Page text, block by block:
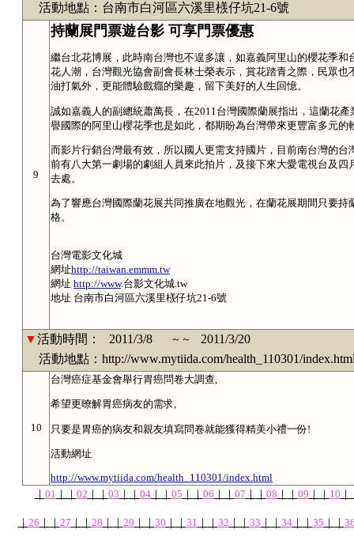
活動地點：台南市白河區六溪里檨仔坑21-6號
9
持蘭展門票遊台影 可享門票優惠
繼台北花博展，此時南台灣也不遑多讓，如嘉義阿里山的櫻花季
花人潮，台灣觀光協會副會長林士榮表示，賞花踏青之際，民眾
油打氣外，更能體驗戲癮的樂趣，留下美好的人生回憶。
誠如嘉義人的副總統蕭萬長，在2011台灣國際蘭展指出，這蘭花
譽國際的阿里山櫻花季也是如此，都期盼為台灣帶來更豐富多元的
而影片行銷台灣最有效，所以國人更需支持國片，目前南台灣的
前有八大第一劇場的劇組人員來此拍片，及接下來大愛電視台及
去處。
為了響應台灣國際蘭花展共同推廣在地觀光，在蘭花展期間只要
格。
台灣電影文化城
網址http://taiwan.emmm.tw
網址 http://www.台影文化城.tw
地址 台南市白河區六溪里檨仔坑21-6號
▼活動時間： 2011/3/8 ～～
2011/3/20
活動地點：http://www.mytiida.com/health_110301/
10
台灣癌症基金會舉行胃癌問卷大調查,
希望更暸解胃癌病友的需求,
只要是胃癌的病友和親友填寫問卷就能獲得精美小禮一份!
活動網址
http://www.mytiida.com/health_110301/index.html
｜ 01 ｜ ｜ 02 ｜ ｜ 03 ｜ ｜ 04｜ ｜ 05 ｜ ｜ 06 ｜ ｜ 07 ｜ ｜ 08 ｜ ｜ 09 ｜ ｜ 10 ｜
｜ 26 ｜ ｜ 27 ｜ ｜ 28 ｜ ｜ 29 ｜ ｜ 30 ｜ ｜ 31 ｜ ｜ 32 ｜ ｜ 33 ｜ ｜ 34｜ ｜ 35 ｜ ｜